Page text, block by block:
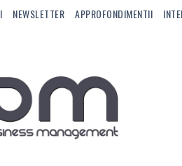
NEWSLETTER APPROFONDIMENTII